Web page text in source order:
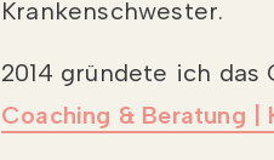
Krankenschwester.
2014 gründete ich
Coaching & Beratung |